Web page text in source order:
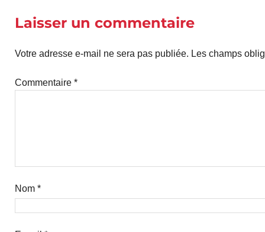
Laisser un commentaire
Votre adresse e-mail ne sera pas publiée. Les champs
Commentaire *
Nom *